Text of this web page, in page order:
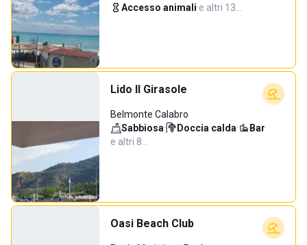
Accesso animali·e altri 13…
Lido Il Girasole
Belmonte Calabro
Sabbiosa· Doccia calda· Bar·
e altri 8…
Oasi Beach Club